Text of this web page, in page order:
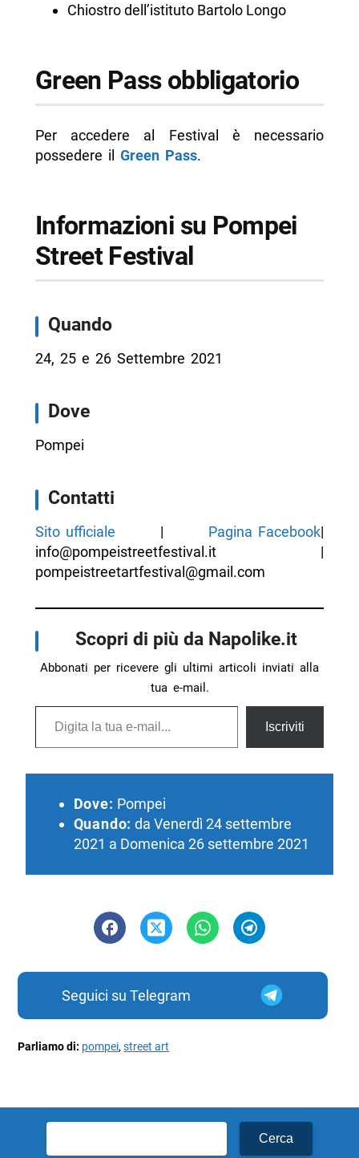
Chiostro dell’istituto Bartolo Longo
Green Pass obbligatorio
Per accedere al Festival è necessario
possedere il Green Pass.
Informazioni su Pompei
Street Festival
Quando
24, 25 e 26 Settembre 2021
Dove
Pompei
Contatti
Sito ufficiale | Pagina Facebook|
info@pompeistreetfestival.it |
pompeistreetartfestival@gmail.com
Scopri di più da Napolike.it
Abbonati per ricevere gli ultimi articoli inviati alla
tua e-mail.
Digita la tua e-mail...
Iscriviti
Dove: Pompei
Quando: da Venerdì 24 settembre
2021 a Domenica 26 settembre 2021
Seguici su Telegram
Parliamo di: pompei,street art
per: